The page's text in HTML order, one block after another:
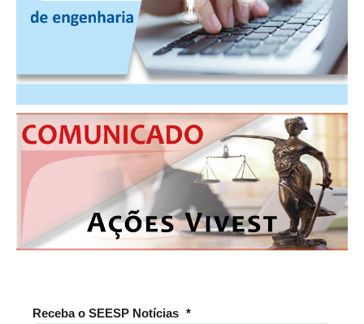
Receba o SEESP Notícias *